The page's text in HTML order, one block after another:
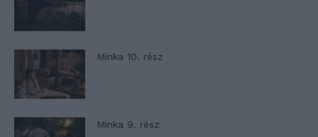
Minka 10. rész
Minka 9. rész